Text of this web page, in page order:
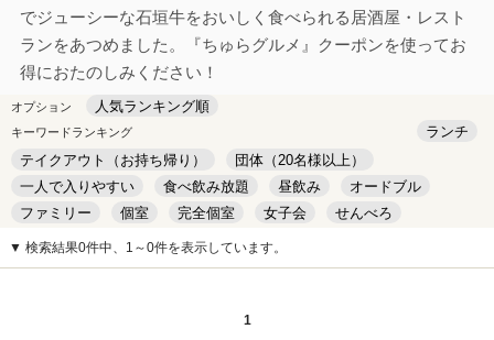
でジューシーな石垣牛をおいしく食べられる居酒屋・レスト
ランをあつめました。『ちゅらグルメ』クーポンを使ってお
得におたのしみください！
オプション 人気ランキング順
キーワードランキング
ランチ
テイクアウト（お持ち帰り）
団体（20名様以上）
一人で入りやすい
食べ飲み放題 昼飲み
オードブル
ファミリー
個室 完全個室 女子会
せんべろ
キッズルーム
安い デート
▼ 検索結果0件中、1～0件を表示しています。
1